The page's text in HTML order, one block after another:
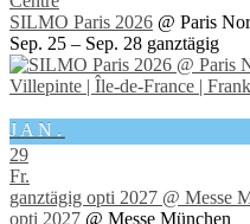
SILMO Paris 2026 @ Paris
Sep. 25 – Sep. 28 ganztägig
JAN.
29
Fr.
ganztägig opti 2027 @ Messe
opti 2027 @ Messe München